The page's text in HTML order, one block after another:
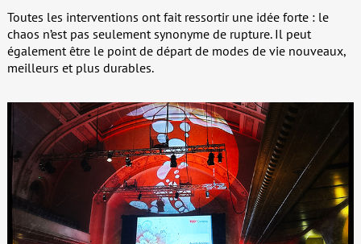
Toutes les interventions ont fait ressortir une idée forte : le
chaos n’est pas seulement synonyme de rupture. Il peut
également être le point de départ de modes de vie nouveaux,
meilleurs et plus durables.